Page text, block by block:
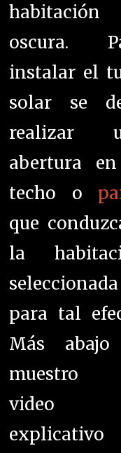
habitación
oscura. P
instalar el
solar se
realizar
abertura
techo o
que
la
seleccionada
para tal
Más
muestro
video
explicativo